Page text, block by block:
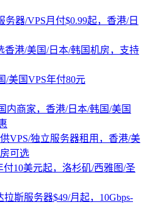
务器/VPS月付$0.99起，香港/日
香港/美国/日本/韩国机房，支持
/美国VPS年付80元
内商家，香港/日本/韩国/美国
VPS/独立服务器租用，香港/美
可选
付10美元起，洛杉矶/西雅图/圣
拉斯服务器$49/月起，10Gbps-